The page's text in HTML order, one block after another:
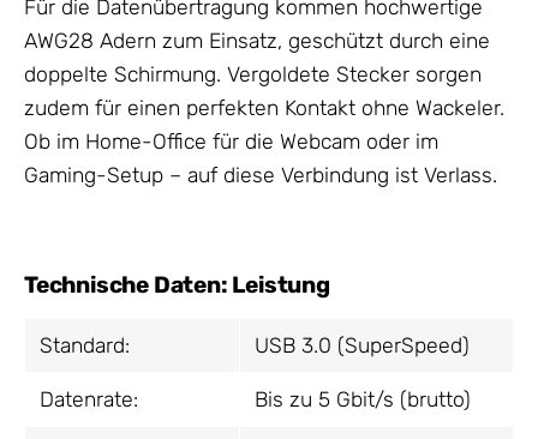
Für die Datenübertragung kommen hochwertige
AWG28 Adern zum Einsatz, geschützt durch eine
doppelte Schirmung. Vergoldete Stecker sorgen
zudem für einen perfekten Kontakt ohne Wackeler.
Ob im Home-Office für die Webcam oder im
Gaming-Setup – auf diese Verbindung ist Verlass.
Technische Daten: Leistung
Standard: USB 3.0 (SuperSpeed)
Datenrate: Bis zu 5 Gbit/s (brutto)